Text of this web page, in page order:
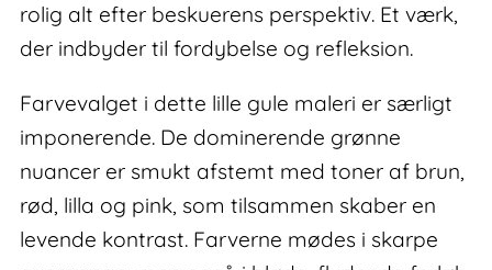
rolig alt efter beskuerens perspektiv. Et værk,
der indbyder til fordybelse og refleksion.
Farvevalget i dette lille gule maleri er særligt
imponerende. De dominerende grønne
nuancer er smukt afstemt med toner af brun,
rød, lilla og pink, som tilsammen skaber en
levende kontrast. Farverne mødes i skarpe